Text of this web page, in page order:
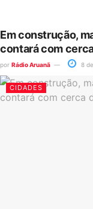
Em construção,
contará com
por Rádio Aruanã 8
CIDADES